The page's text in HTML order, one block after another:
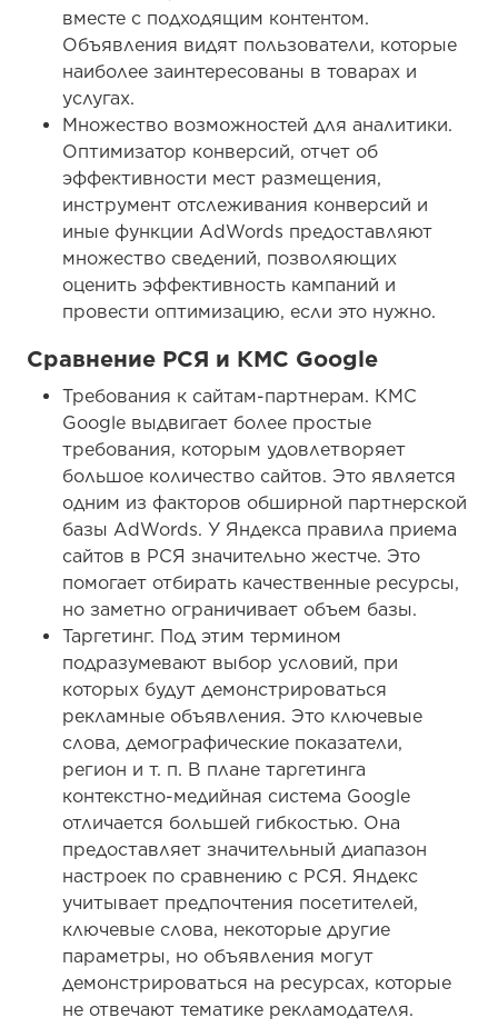
вместе с подходящим контентом.
Объявления видят пользователи, которые
наиболее заинтересованы в товарах и
услугах.
Множество возможностей для аналитики.
Оптимизатор конверсий, отчет об
эффективности мест размещения,
инструмент отслеживания конверсий и
иные функции AdWords предоставляют
множество сведений, позволяющих
оценить эффективность кампаний и
провести оптимизацию, если это нужно.
Сравнение РСЯ и КМС Google
Требования к сайтам-партнерам. КМС
Google выдвигает более простые
требования, которым удовлетворяет
большое количество сайтов. Это является
одним из факторов обширной партнерской
базы AdWords. У Яндекса правила приема
сайтов в РСЯ значительно жестче. Это
помогает отбирать качественные ресурсы,
но заметно ограничивает объем базы.
Таргетинг. Под этим термином
подразумевают выбор условий, при
которых будут демонстрироваться
рекламные объявления. Это ключевые
слова, демографические показатели,
регион и т. п. В плане таргетинга
контекстно-медийная система Google
отличается большей гибкостью. Она
предоставляет значительный диапазон
настроек по сравнению с РСЯ. Яндекс
учитывает предпочтения посетителей,
ключевые слова, некоторые другие
параметры, но объявления могут
демонстрироваться на ресурсах, которые
не отвечают тематике рекламодателя.